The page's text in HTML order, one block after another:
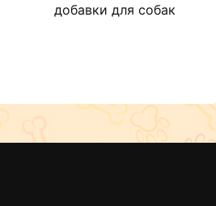
добавки для собак